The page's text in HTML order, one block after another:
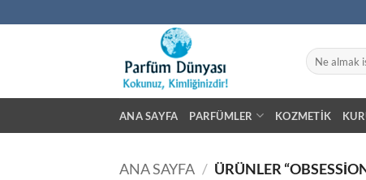
atla
Ara:
ANA SAYFA PARFÜMLER KOZMETIK
ANA SAYFA / ÜRÜNLER